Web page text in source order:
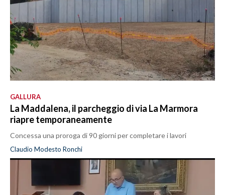
GALLURA
La Maddalena, il parcheggio di via La Marmora
riapre temporaneamente
Concessa una proroga di 90 giorni per completare i lavori
Claudio Modesto Ronchi